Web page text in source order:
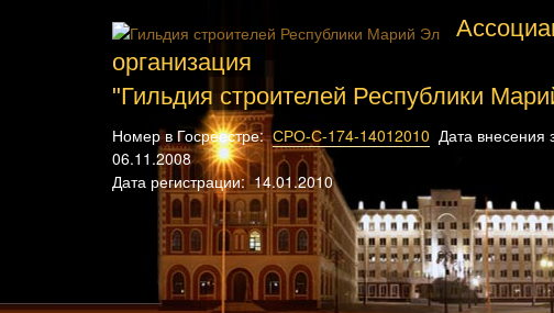
организация
"Гильдия строителей Республики
Номер в Госреестре:СРО-С-174-14012010 Дата внесения
06.11.2008
Дата регистрации: 14.01.2010